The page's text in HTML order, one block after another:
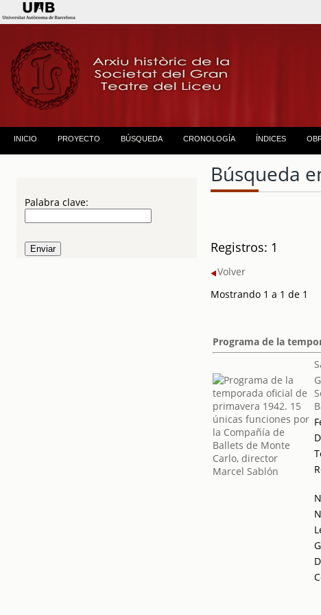
INICIO PROYECTO BÚSQUEDA CRONOLOGÍA ÍNDICES
Palabra clave:
Búsqueda
Registros: 1
Volver
Mostrando 1 a 1 de 1
Programa de la